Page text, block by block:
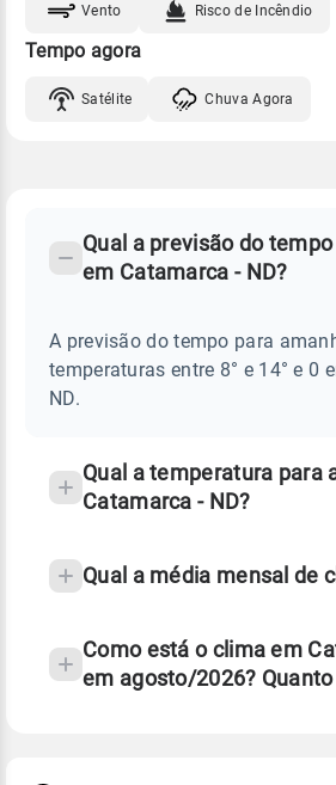
Vento Risco de Incêndio
Tempo agora
Satélite Chuva Agora
CATAMARCA
Perguntas
sobre
chuva
Qual a previsão do
em Catamarca - ND?
A previsão do tempo para
temperaturas entre 8° e 14° e 0
ND.
Qual a temperatura para
Catamarca - ND?
Qual a média mensal de
Como está o clima em
em agosto/2026?